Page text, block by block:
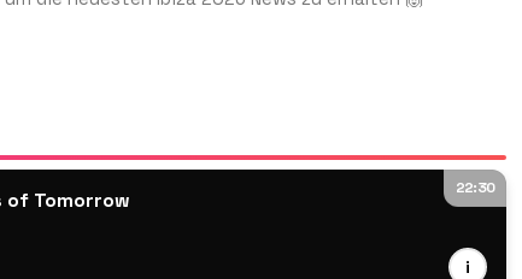
22:30
of Tomorrow
i